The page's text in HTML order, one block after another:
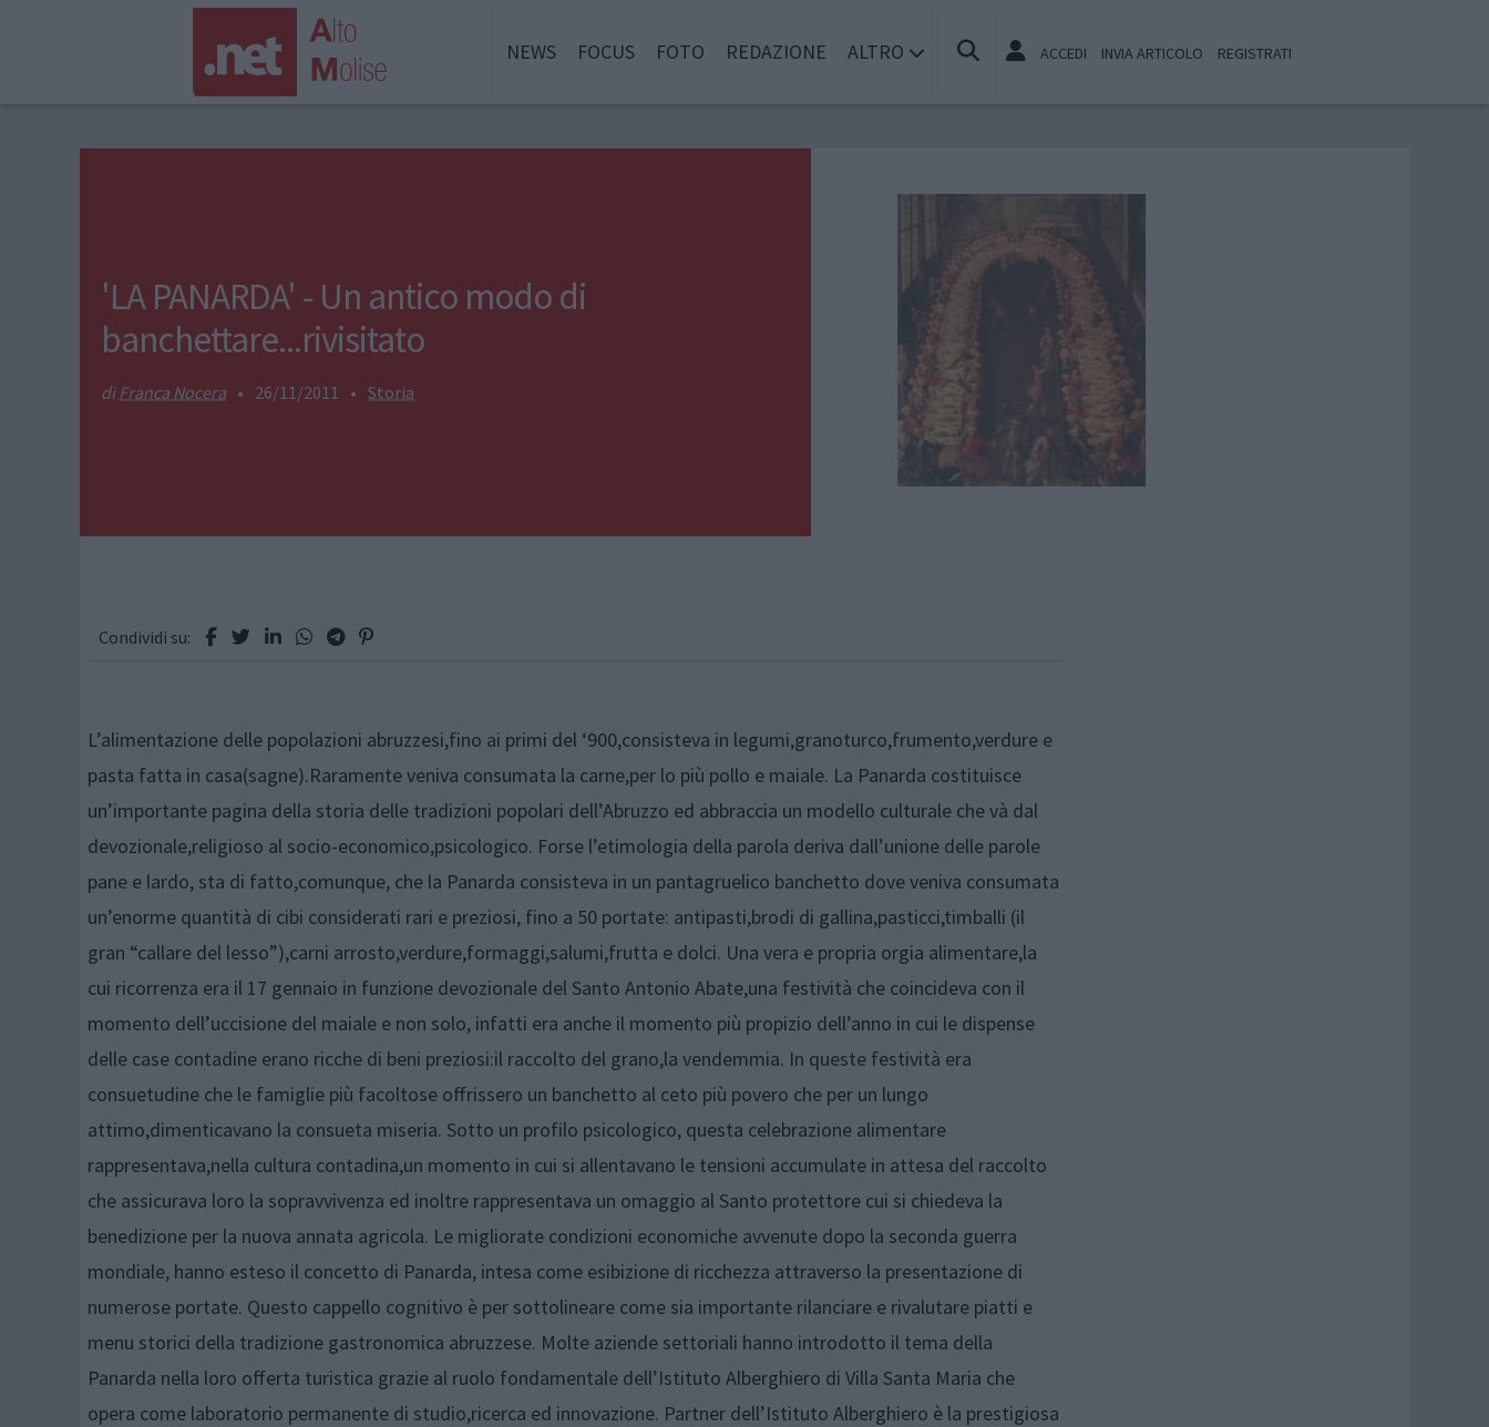
NEWS FOCUS FOTO REDAZIONE ALTRO ACCEDI INVIA ARTICOLO REGISTRATI
'LA PANARDA' - Un antico modo di
banchettare...rivisitato
Franca Nocera • 26/11/2011 • Storia
Condividi su:
L’alimentazione delle popolazioni abruzzesi,fino ai primi del ‘900,consisteva in legumi,granoturco,frumento,verdure e
pasta fatta in casa(sagne).Raramente veniva consumata la carne,per lo più pollo e maiale. La Panarda costituisce
un’importante pagina della storia delle tradizioni popolari dell’Abruzzo ed abbraccia un modello culturale che và dal
devozionale,religioso al socio-economico,psicologico. Forse l’etimologia della parola deriva dall’unione delle parole
pane e lardo, sta di fatto,comunque, che la Panarda consisteva in un pantagruelico banchetto dove veniva consumata
un’enorme quantità di cibi considerati rari e preziosi, fino a 50 portate: antipasti,brodi di gallina,pasticci,timballi (il
gran “callare del lesso”),carni arrosto,verdure,formaggi,salumi,frutta e dolci. Una vera e propria orgia alimentare,la
cui ricorrenza era il 17 gennaio in funzione devozionale del Santo Antonio Abate,una festività che coincideva con il
momento dell’uccisione del maiale e non solo, infatti era anche il momento più propizio dell’anno in cui le dispense
delle case contadine erano ricche di beni preziosi:il raccolto del grano,la vendemmia. In queste festività era
consuetudine che le famiglie più facoltose offrissero un banchetto al ceto più povero che per un lungo
attimo,dimenticavano la consueta miseria. Sotto un profilo psicologico, questa celebrazione alimentare
rappresentava,nella cultura contadina,un momento in cui si allentavano le tensioni accumulate in attesa del raccolto
che assicurava loro la sopravvivenza ed inoltre rappresentava un omaggio al Santo protettore cui si chiedeva la
benedizione per la nuova annata agricola. Le migliorate condizioni economiche avvenute dopo la seconda guerra
mondiale, hanno esteso il concetto di Panarda, intesa come esibizione di ricchezza attraverso la presentazione di
numerose portate. Questo cappello cognitivo è per sottolineare come sia importante rilanciare e rivalutare piatti e
menu storici della tradizione gastronomica abruzzese. Molte aziende settoriali hanno introdotto il tema della
Panarda nella loro offerta turistica grazie al ruolo fondamentale dell’Istituto Alberghiero di Villa Santa Maria che
opera come laboratorio permanente di studio,ricerca ed innovazione. Partner dell’Istituto Alberghiero è la prestigiosa